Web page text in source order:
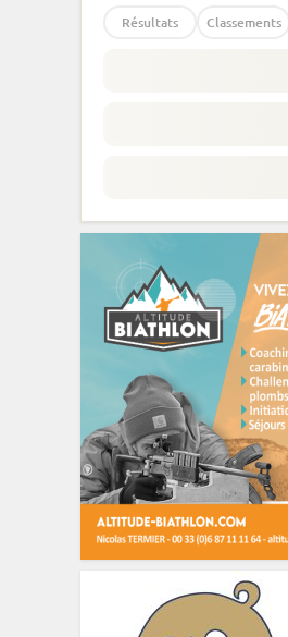
Résultats Classements